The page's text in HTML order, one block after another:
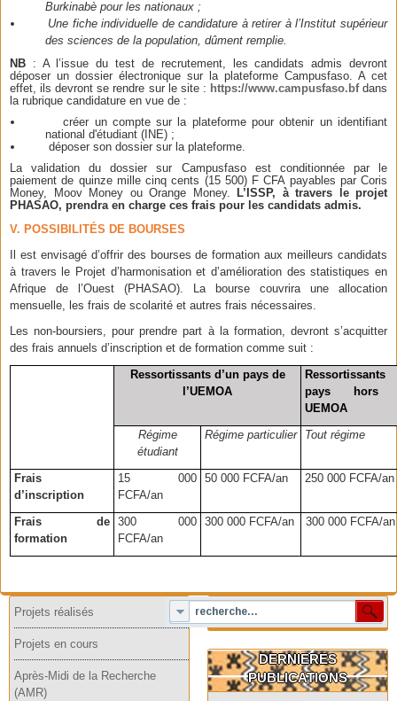
Burkinabè pour les nationaux ;
Une fiche individuelle de candidature à retirer à l’Institut supérieur
des sciences de la population, dûment remplie.
NB : A l’issue du test de recrutement, les candidats admis devront
déposer un dossier électronique sur la plateforme Campusfaso. A cet
effet, ils devront se rendre sur le site : https://www.campusfaso.bfdans
la rubrique candidature en vue de :
créer un compte sur la plateforme pour obtenir un identifiant
national d'étudiant (INE) ;
déposer son dossier sur la plateforme.
La validation du dossier sur Campusfaso est conditionnée par le
paiement de quinze mille cinq cents (15 500) F CFA payables par Coris
Money, Moov Money ou Orange Money.
L’ISSP, à travers le projet
PHASAO, prendra en charge ces frais pour les candidats admis.
V. POSSIBILITÉS DE BOURSES
Il est envisagé d’offrir des bourses de formation aux meilleurs candidats
à travers le Projet d’harmonisation et d’amélioration des statistiques en
Afrique de l’Ouest (PHASAO). La bourse couvrira une allocation
mensuelle, les frais de scolarité et autres frais nécessaires.
Les non-boursiers, pour prendre part à la formation, devront s’acquitter
des frais annuels d’inscription et de formation comme suit :
Ressortissants d’un pays de
l’UEMOA
pays hors
UEMOA
Régime
étudiant
Régime particulier Tout régime
Frais
d’inscription
15 000
FCFA/an
50 000 FCFA/an 250 000 FCFA/an
Frais de
formation
300 000
FCFA/an
300 000 FCFA/an300 000 FCFA/an
Projets réalisés
Projets en cours
Après-Midi de la Recherche
(AMR)
DERNIERES
PUBLICATIONS